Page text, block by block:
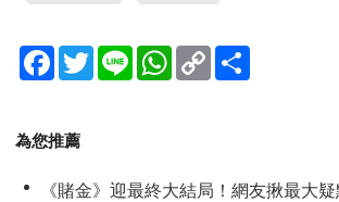
Facebook
TwitterLine WhatsApp
Copy
Link
為您推薦
《賭金》迎最終大結局！網友揪最大